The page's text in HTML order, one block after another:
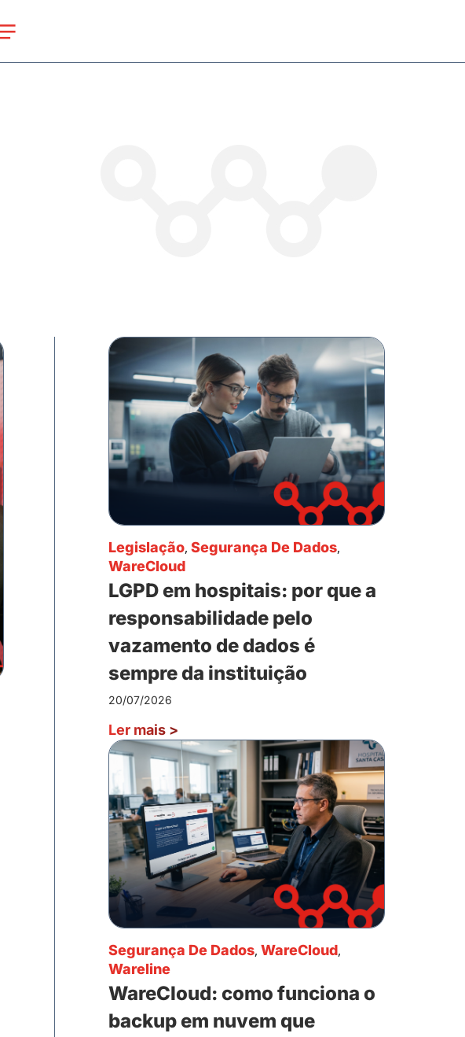
Legislação, Segurança De Dados,
WareCloud
LGPD em hospitais: por que a
responsabilidade pelo
vazamento de dados é
sempre da instituição
20/07/2026
Ler mais >
Segurança De Dados, WareCloud,
Wareline
WareCloud: como funciona o
backup em nuvem que